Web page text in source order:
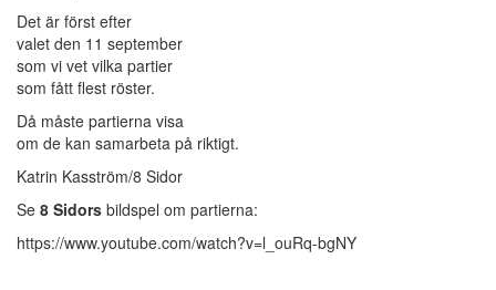
Det är först efter
valet den 11 september
som vi vet vilka partier
som fått flest röster.
Då måste partierna visa
om de kan samarbeta på riktigt.
Katrin Kasström/8 Sidor
Se 8 Sidors bildspel om partierna:
https://www.youtube.com/watch?v=l_ouRq-bgNY